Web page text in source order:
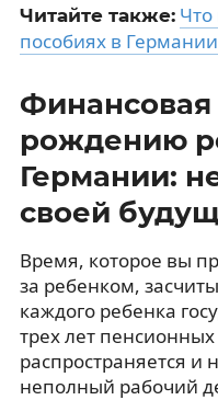
Читайте также: Что
пособиях в
Финансовая
рождению
Германии:
своей
Время, которое вы
за ребенком,
каждого ребенка
трех лет
распространяется и
неполный рабочий